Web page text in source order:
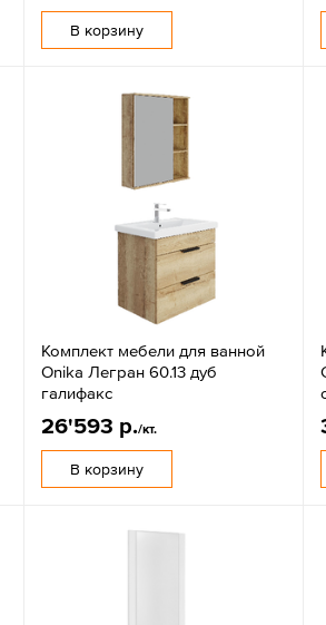
В корзину
Комплект мебели для ванной
Onika Легран 60.13 дуб
галифакс
26'593 р./кт.
В корзину